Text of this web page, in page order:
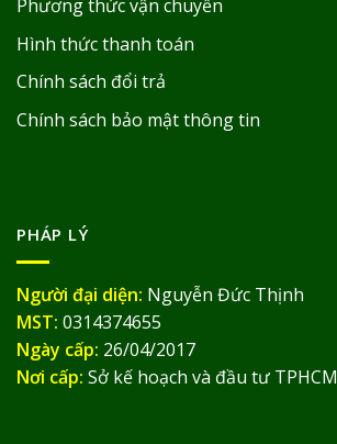
Phương thức vận chuyển
Hình thức thanh toán
Chính sách đổi trả
Chính sách bảo mật thông tin
PHÁP LÝ
Người đại diện: Nguyễn Đức Thịnh
MST: 0314374655
Ngày cấp: 26/04/2017
Nơi cấp: Sở kế hoạch và đầu tư TPHCM